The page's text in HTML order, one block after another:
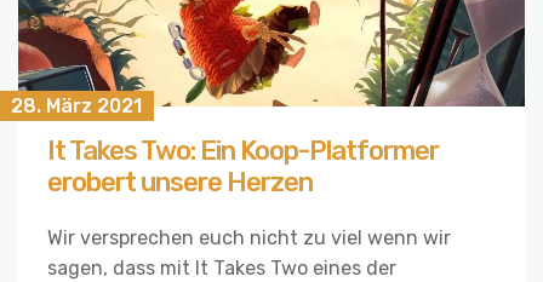
28. März 2021
It Takes Two: Ein Koop-Platformer
erobert unsere Herzen
Wir versprechen euch nicht zu viel wenn wir
sagen, dass mit It Takes Two eines der